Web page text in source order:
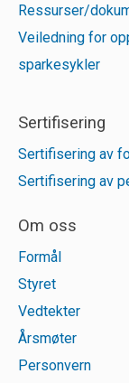
Ressurser/
Veiledning for
sparkesykler
Sertifisering
Sertifisering av
Sertifisering av
Om oss
Formål
Styret
Vedtekter
Årsmøter
Personvern